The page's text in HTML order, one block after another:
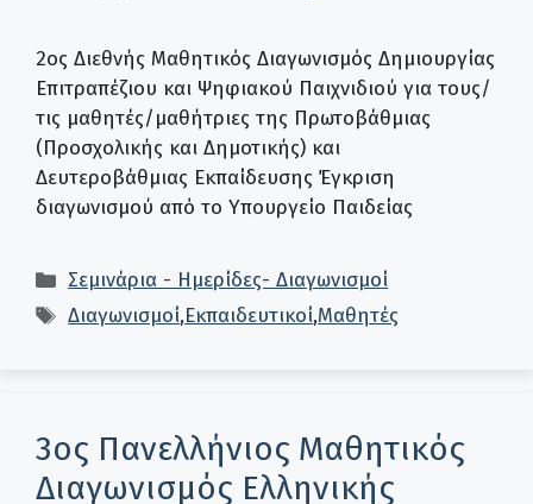
2ος Διεθνής Μαθητικός Διαγωνισμός Δημιουργίας
Επιτραπέζιου και Ψηφιακού Παιχνιδιού για τους/
τις μαθητές/μαθήτριες της Πρωτοβάθμιας
(Προσχολικής και Δημοτικής) και
Δευτεροβάθμιας Εκπαίδευσης Έγκριση
διαγωνισμού από το Υπουργείο Παιδείας
Κατηγορίες
Σεμινάρια - Ημερίδες- Διαγωνισμοί
Ετικέτες
Διαγωνισμοί,Εκπαιδευτικοί,Μαθητές
3ος Πανελλήνιος Μαθητικός
Διαγωνισμός Ελληνικής